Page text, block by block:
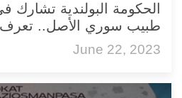
الحكومة البولندية
طبيب سوري الأصل.. تعرف
June 22, 2023